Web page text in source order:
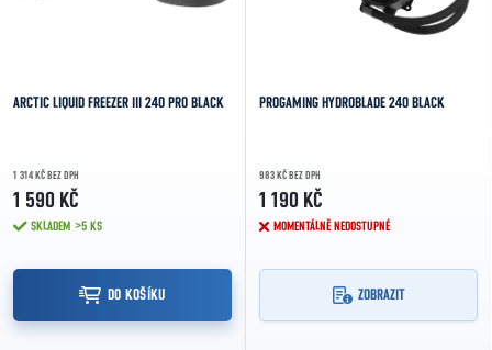
ARCTIC LIQUID FREEZER III 240 PRO BLACK
1 314 KČ BEZ DPH
1 590 KČ
SKLADEM >5 KS
DO KOŠÍKU
PROGAMING HYDROBLADE 240 BLACK
983 KČ BEZ DPH
1 190 KČ
MOMENTÁLNĚ NEDOSTUPNÉ
ZOBRAZIT